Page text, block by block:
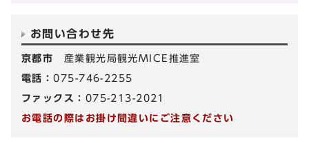
お問い合わせ先
京都市 産業観光局観光MICE推進室
電話：075-746-2255
ファックス： 075-213-2021
お電話の際はお掛け間違いにご注意ください